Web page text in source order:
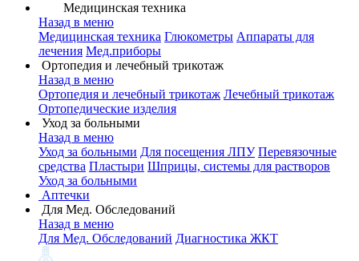
Медицинская техника
Назад в меню
Медицинская техника Глюкометры Аппараты для
лечения Мед.приборы
Ортопедия и лечебный трикотаж
Назад в меню
Ортопедия и лечебный трикотаж Лечебный трикотаж
Ортопедические изделия
Уход за больными
Назад в меню
Уход за больными Для посещения ЛПУ Перевязочные
средства Пластыри Шприцы, системы для растворов
Уход за больными
Аптечки
Для Мед. Обследований
Назад в меню
Для Мед. Обследований Диагностика ЖКТ